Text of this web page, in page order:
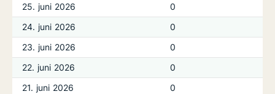
25. juni 2026
0
24. juni 2026
0
23. juni 2026
0
22. juni 2026
0
21. juni 2026
0